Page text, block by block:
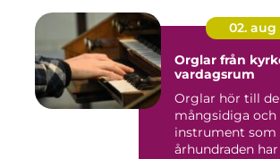
02. aug
Orglar från kyrkorum till
vardagsrum
Orglar hör till
mångsidiga och
instrument som
århundraden